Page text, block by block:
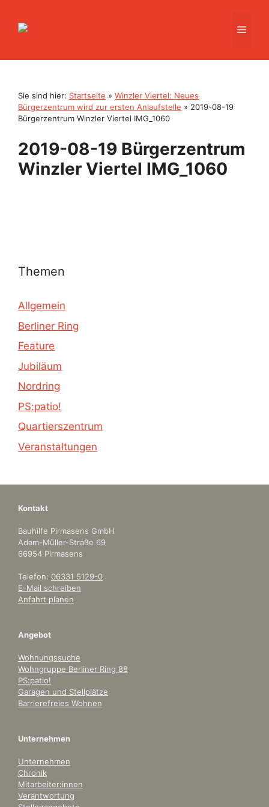
Inhalt
Sie sind hier: Startseite » Winzler Viertel: Neues
Bürgerzentrum wird zur ersten Anlaufstelle » 2019-08-19
Bürgerzentrum Winzler Viertel IMG_1060
2019-08-19 Bürgerzentrum
Winzler Viertel IMG_1060
Themen
Allgemein
Berliner Ring
Feature
Jubiläum
Nordring
PS:patio!
Quartierszentrum
Veranstaltungen
Kontakt
Bauhilfe Pirmasens GmbH
Adam-Müller-Straße 69
66954 Pirmasens
Telefon: 06331 5129-0
E-Mail schreiben
Anfahrt planen
Angebot
Wohnungssuche
Wohngruppe Berliner Ring 88
PS:patio!
Garagen und Stellplätze
Barrierefreies Wohnen
Unternehmen
Unternehmen
Chronik
Mitarbeiter:innen
Verantwortung